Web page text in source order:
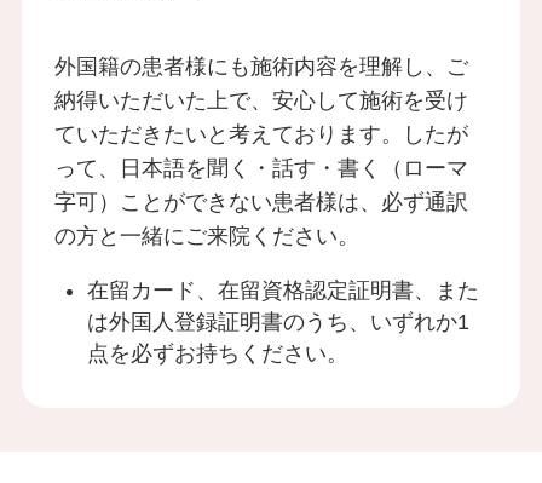
外国籍の患者様にも施術内容を理解し、ご
納得いただいた上で、安心して施術を受け
ていただきたいと考えております。したが
って、日本語を聞く・話す・書く（ローマ
字可）ことができない患者様は、必ず通訳
の方と一緒にご来院ください。
在留カード、在留資格認定証明書、また
は外国人登録証明書のうち、いずれか1
点を必ずお持ちください。